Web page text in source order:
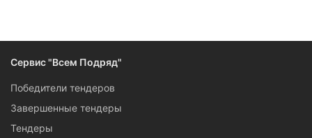
Сервис "Всем Подряд"
Победители тендеров
Завершенные тендеры
Тендеры